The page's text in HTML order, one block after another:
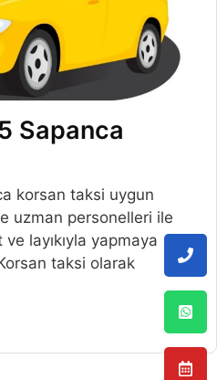
Sapanca
korsan taksi uygun
uzman personelleri ile
layıkıyla yapmaya
taksi olarak